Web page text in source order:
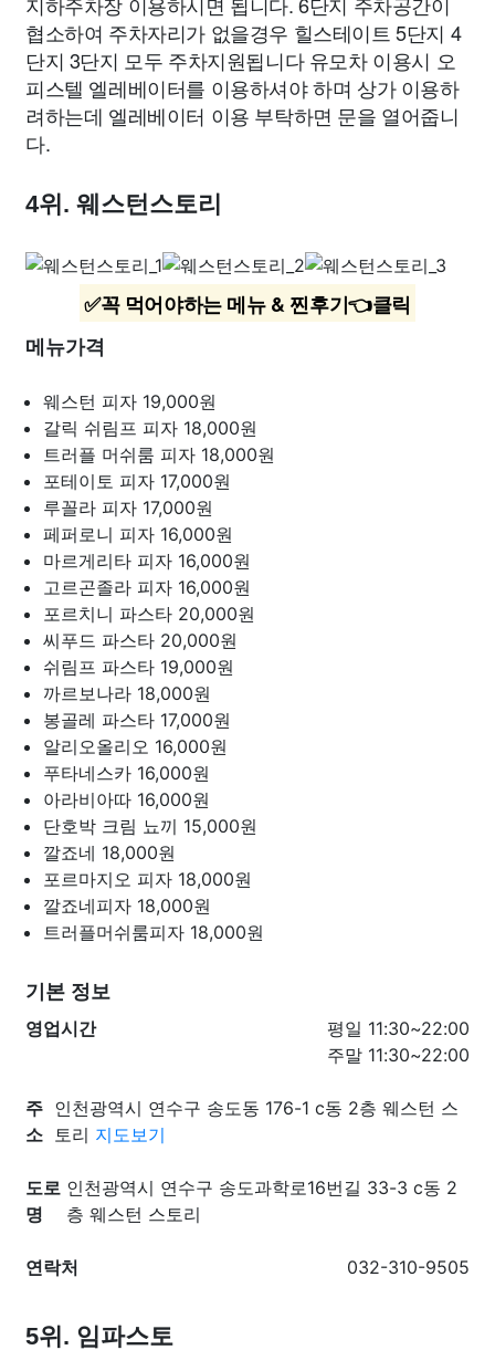
협소하여 주차자리가 없을경우 힐스테이트 5단지 4
단지 3단지 모두 주차지원됩니다 유모차 이용시 오
피스텔 엘레베이터를 이용하셔야 하며 상가 이용하
려하는데 엘레베이터 이용 부탁하면 문을 열어줍니
다.
4위. 웨스턴스토리
✅꼭 먹어야하는 메뉴 & 찐후기👈클릭
메뉴가격
웨스턴 피자 19,000원
갈릭 쉬림프 피자 18,000원
트러플 머쉬룸 피자 18,000원
포테이토 피자 17,000원
루꼴라 피자 17,000원
페퍼로니 피자 16,000원
마르게리타 피자 16,000원
고르곤졸라 피자 16,000원
포르치니 파스타 20,000원
씨푸드 파스타 20,000원
쉬림프 파스타 19,000원
까르보나라 18,000원
봉골레 파스타 17,000원
알리오올리오 16,000원
푸타네스카 16,000원
아라비아따 16,000원
단호박 크림 뇨끼 15,000원
깔죠네 18,000원
포르마지오 피자 18,000원
깔죠네피자 18,000원
트러플머쉬룸피자 18,000원
기본 정보
영업시간
평일 11:30~22:00
주말 11:30~22:00
주
소
인천광역시 연수구 송도동 176-1 c동 2층 웨스턴 스
토리 지도보기
도로
명
인천광역시 연수구 송도과학로16번길 33-3 c동 2
층 웨스턴 스토리
연락처 032-310-9505
5위. 임파스토